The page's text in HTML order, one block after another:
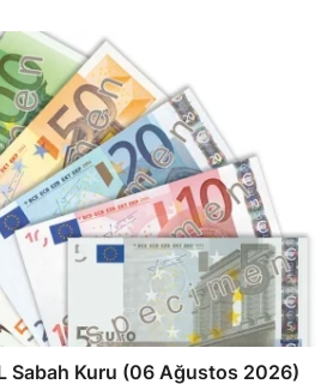
Sabah Kuru (06 Ağustos 2026)